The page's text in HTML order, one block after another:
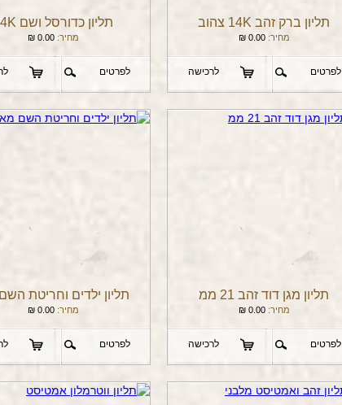
תליון ברק זהב 14K צהוב
מחיר: 0.00
₪
לפרטים לרכישה
תליון כדורסל ושם 14K
מחיר: 0.00
₪
לפרטים
תליון מגן דוד זהב 21 ממ
מחיר: 0.00
₪
לפרטים לרכישה
תליון ילדים וחריטת
מחיר: 0.00
₪
לפרטים